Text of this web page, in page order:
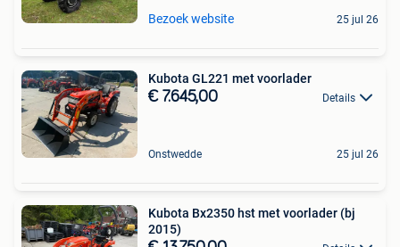
Bezoek website 25 jul 26
Kubota GL221 met voorlader
€ 7.645,00 Details
Onstwedde 25 jul 26
Kubota Bx2350 hst met voorlader (bj
2015)